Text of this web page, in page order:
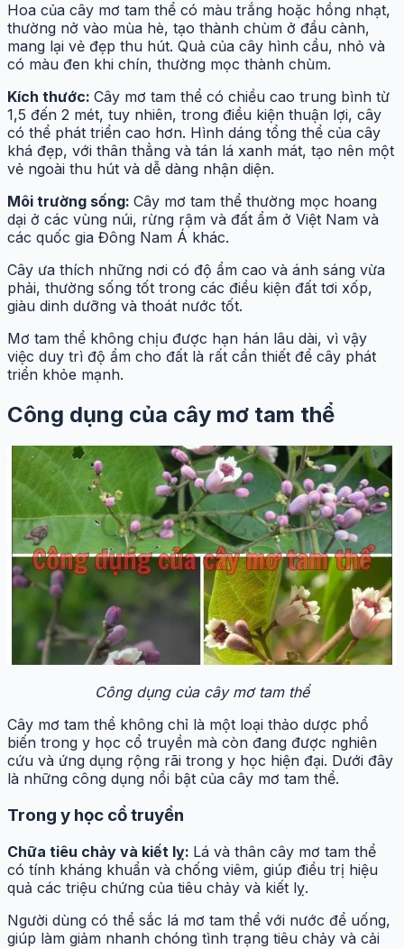
Hoa của cây mơ tam thể có màu trắng hoặc hồng nhạt,
thường nở vào mùa hè, tạo thành chùm ở đầu cành,
mang lại vẻ đẹp thu hút. Quả của cây hình cầu, nhỏ và
có màu đen khi chín, thường mọc thành chùm.
Kích thước: Cây mơ tam thể có chiều cao trung bình từ
1,5 đến 2 mét, tuy nhiên, trong điều kiện thuận lợi, cây
có thể phát triển cao hơn. Hình dáng tổng thể của cây
khá đẹp, với thân thẳng và tán lá xanh mát, tạo nên một
vẻ ngoài thu hút và dễ dàng nhận diện.
Môi trường sống: Cây mơ tam thể thường mọc hoang
dại ở các vùng núi, rừng rậm và đất ẩm ở Việt Nam và
các quốc gia Đông Nam Á khác.
Cây ưa thích những nơi có độ ẩm cao và ánh sáng vừa
phải, thường sống tốt trong các điều kiện đất tơi xốp,
giàu dinh dưỡng và thoát nước tốt.
Mơ tam thể không chịu được hạn hán lâu dài, vì vậy
việc duy trì độ ẩm cho đất là rất cần thiết để cây phát
triển khỏe mạnh.
Công dụng của cây mơ tam thể
Công dụng của cây mơ tam thể
Cây mơ tam thể không chỉ là một loại thảo dược phổ
biến trong y học cổ truyền mà còn đang được nghiên
cứu và ứng dụng rộng rãi trong y học hiện đại. Dưới đây
là những công dụng nổi bật của cây mơ tam thể.
Trong y học cổ truyền
Chữa tiêu chảy và kiết lỵ: Lá và thân cây mơ tam thể
có tính kháng khuẩn và chống viêm, giúp điều trị hiệu
quả các triệu chứng của tiêu chảy và kiết lỵ.
Người dùng có thể sắc lá mơ tam thể với nước để uống,
giúp làm giảm nhanh chóng tình trạng tiêu chảy và cải